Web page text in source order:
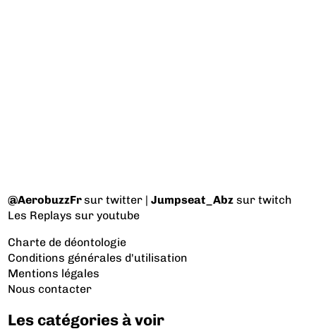
@AerobuzzFrsur twitter |Jumpseat_Abz sur twitch
Les Replays sur youtube
Charte de déontologie
Conditions générales d'utilisation
Mentions légales
Nous contacter
Les catégories à voir